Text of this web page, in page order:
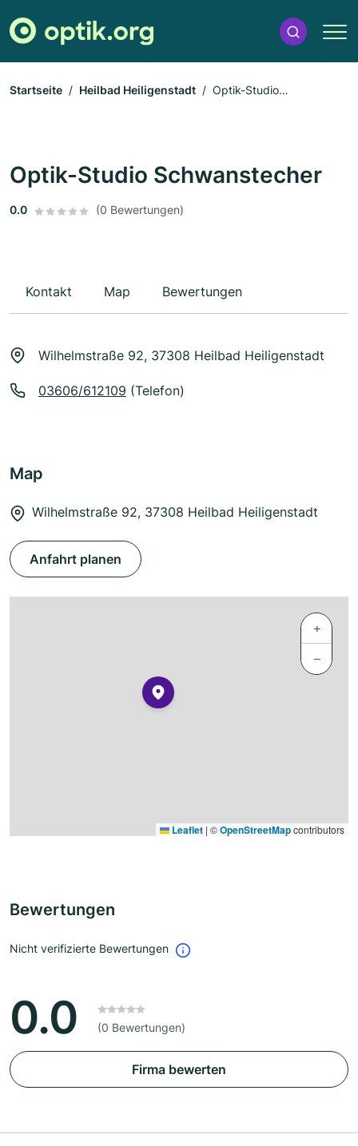
Startseite Heilbad Heiligenstadt
Optik-Studio
Optik-Studio Schwanstecher
0.0 (0 Bewertungen)
Kontakt Map Bewertungen
Wilhelmstraße 92, 37308 Heilbad Heiligenstadt
03606/612109 (Telefon)
Map
Wilhelmstraße 92, 37308 Heilbad Heiligenstadt
Anfahrt planen
+
−
Leaflet | ©OpenStreetMapcontributors
Bewertungen
Nicht verifizierte Bewertungen
0.0 (0 Bewertungen)
Firma bewerten